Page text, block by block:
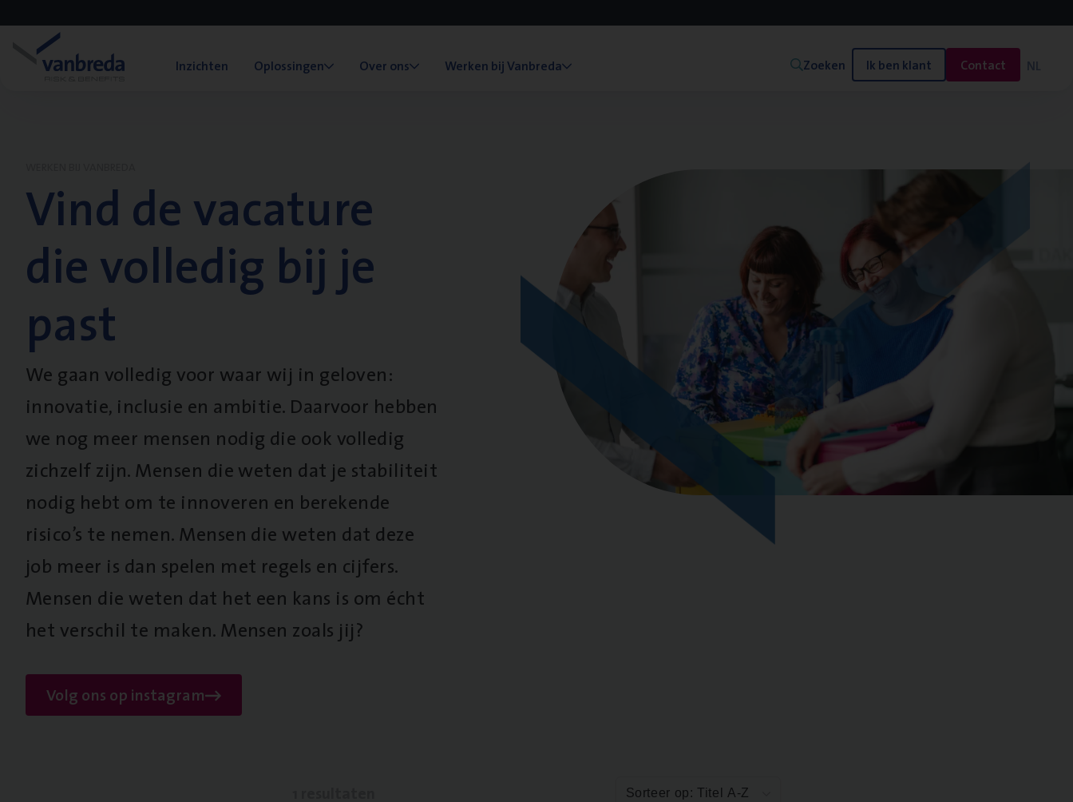
Inzichten Oplossingen Over ons Werken bij Vanbreda Zoeken Ik ben klant Contact NL
Vind de vacature
die volledig bij je
past
We gaan volledig voor waar wij in geloven:
innovatie, inclusie en ambitie. Daarvoor hebben
we nog meer mensen nodig die ook volledig
zichzelf zijn. Mensen die weten dat je stabiliteit
nodig hebt om te innoveren en berekende
risico’s te nemen. Mensen die weten dat deze
job meer is dan spelen met regels en cijfers.
Mensen die weten dat het een kans is om écht
het verschil te maken. Mensen zoals jij?
Volg ons op instagram
Sorteer op: Titel A-Z